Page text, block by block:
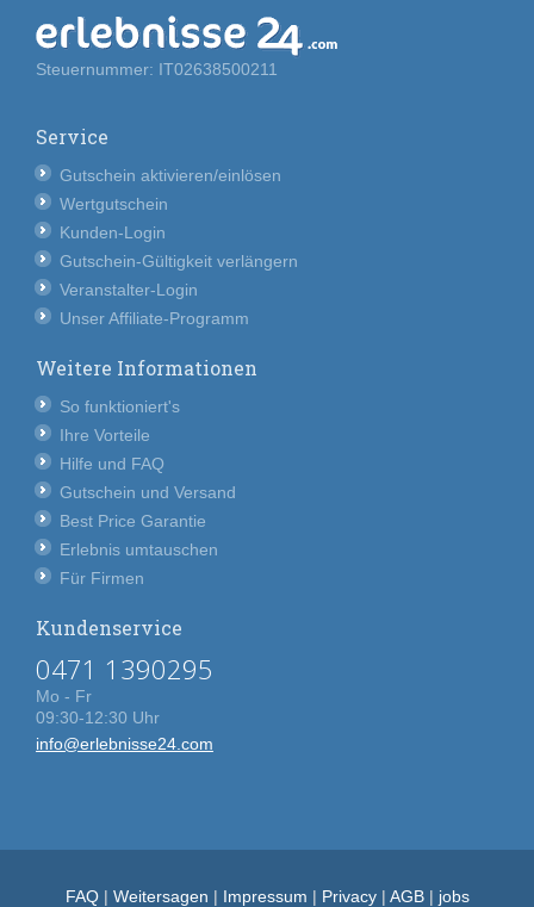
Steuernummer: IT02638500211
Service
Gutschein aktivieren/einlösen
Wertgutschein
Kunden-Login
Gutschein-Gültigkeit verlängern
Veranstalter-Login
Unser Affiliate-Programm
Weitere Informationen
So funktioniert's
Ihre Vorteile
Hilfe und FAQ
Gutschein und Versand
Best Price Garantie
Erlebnis umtauschen
Für Firmen
Kundenservice
0471 1390295
Mo - Fr
09:30-12:30 Uhr
info@erlebnisse24.com
FAQ| Weitersagen | Impressum | Privacy| AGB| jobs